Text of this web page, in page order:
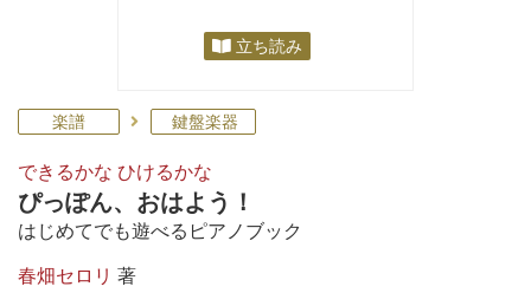
立ち読み
楽譜 鍵盤楽器
できるかな ひけるかな
ぴっぽん、おはよう！
はじめてでも遊べるピアノブック
春畑セロリ 著